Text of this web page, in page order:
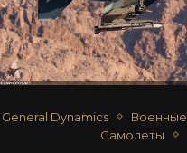
General Dynamics Военные
Самолеты